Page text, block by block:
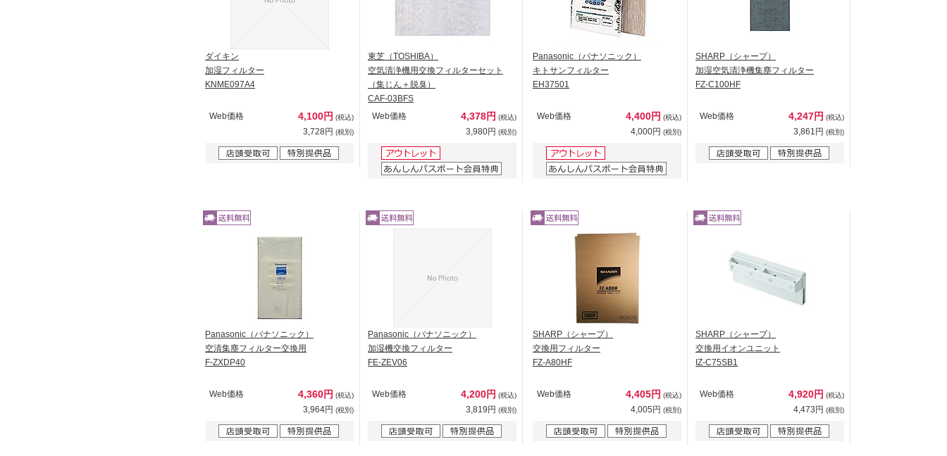
ダイキン
加湿フィルター
KNME097A4
Web価格 4,100円 (税込)
3,728円 (税別)
東芝（TOSHIBA）
空気清浄機用交換フィルターセット
（集じん＋脱臭）
CAF-03BFS
Web価格
4,378円 (税込)
3,980円 (税別)
Panasonic（パナソニック）
キトサンフィルター
EH37501
Web価格 4,400円 (税込)
4,000円 (税別)
SHARP（シャープ）
加湿空気清浄機集塵フィルター
FZ-C100HF
Web価格 4,247円 (税込)
3,861円 (税別)
Panasonic（パナソニック）
空清集塵フィルター交換用
F-ZXDP40
Web価格 4,360円 (税込)
3,964円 (税別)
Panasonic（パナソニック）
加湿機交換フィルター
FE-ZEV06
Web価格 4,200円 (税込)
3,819円 (税別)
SHARP（シャープ）
交換用フィルター
FZ-A80HF
Web価格 4,405円 (税込)
4,005円 (税別)
SHARP（シャープ）
交換用イオンユニット
IZ-C75SB1
Web価格 4,920円 (税込)
4,473円 (税別)